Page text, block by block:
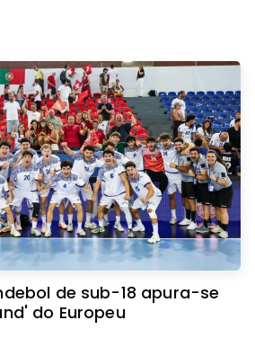
de sub-18 apura-se
do Europeu